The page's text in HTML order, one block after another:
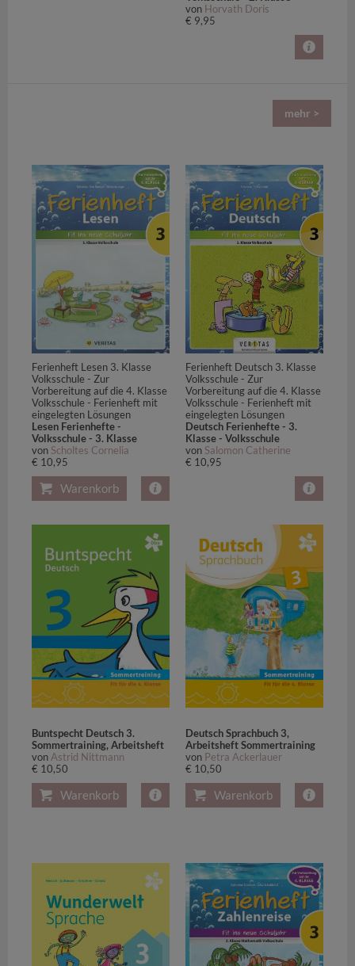
von Horvath Doris
€ 9,95
mehr >
Ferienheft Lesen 3. Klasse
Volksschule - Zur
Vorbereitung auf die 4. Klasse
Volksschule - Ferienheft mit
eingelegten Lösungen
Lesen Ferienhefte -
Volksschule - 3. Klasse
von Scholtes Cornelia
€ 10,95
Warenkorb
Ferienheft Deutsch 3. Klasse
Volksschule - Zur
Vorbereitung auf die 4. Klasse
Volksschule - Ferienheft mit
eingelegten Lösungen
Deutsch Ferienhefte - 3.
Klasse - Volksschule
von Salomon Catherine
€ 10,95
Buntspecht Deutsch 3.
Sommertraining, Arbeitsheft
von Astrid Nittmann
€ 10,50
Warenkorb
Deutsch Sprachbuch 3,
Arbeitsheft Sommertraining
von Petra Ackerlauer
€ 10,50
Warenkorb